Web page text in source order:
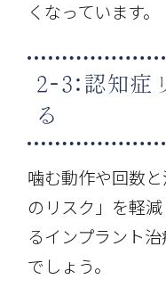
くなっています。
2-3:認知症
る
噛む動作や回数
のリスク」を軽
るインプラント
でしょう。